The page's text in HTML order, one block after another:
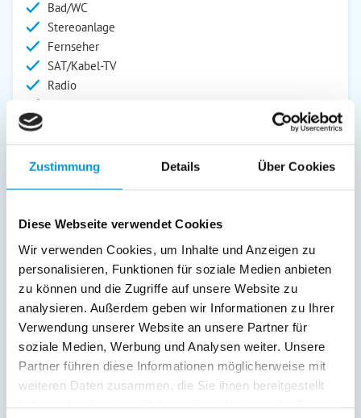
Zustimmung Details Über Cookies
Diese Webseite verwendet Cookies
Wir verwenden Cookies, um Inhalte und Anzeigen zu
personalisieren, Funktionen für soziale Medien anbieten
zu können und die Zugriffe auf unsere Website zu
analysieren. Außerdem geben wir Informationen zu Ihrer
Verwendung unserer Website an unsere Partner für
soziale Medien, Werbung und Analysen weiter. Unsere
Partner führen diese Informationen möglicherweise mit
weiteren Daten zusammen, die Sie ihnen bereitgestellt
Bad/WC
Stereoanlage
Fernseher
SAT/Kabel-TV
Radio
Garten/Liegewiese
Gartenstühle
Liegen
Terrasse
Service:
Verpflegung:
Beschreibung
In diesem Bungalow können es sich bis zu 4 Personen auf